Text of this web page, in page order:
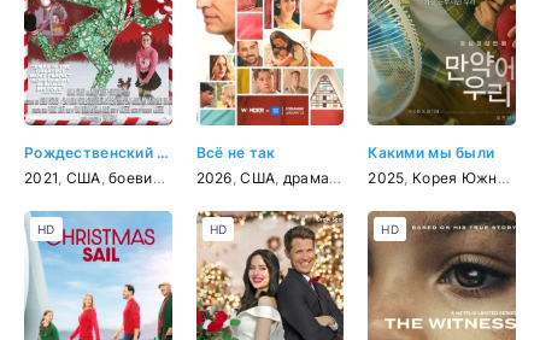
Рождественский чудак
2021 США ,боевик , комедия
Всё не так
2026 ,США драма, мелодрама,семейный
Какими мы были
2025 Корея Южная
HD HD HD